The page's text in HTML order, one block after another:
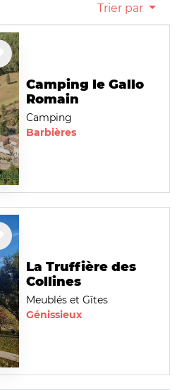
Trier par
Camping le Gallo
Romain
Camping
Barbières
La Truffière des
Collines
Meublés et Gîtes
Génissieux